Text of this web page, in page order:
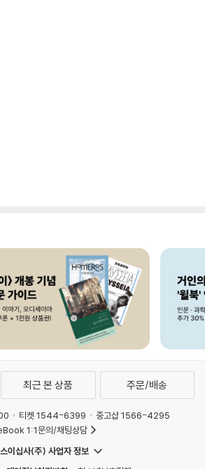
최근 본 상품 주문/배송
티켓 1544-6399
중고샵 1566-4295
1:1문의/채팅상담
이십사(주) 사업자 정보